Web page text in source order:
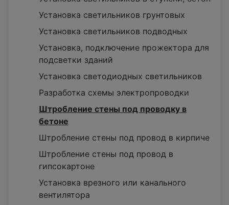
Установка светильников грунтовых
Установка светильников подводных
Установка, подключение прожектора для
подсветки зданий
Установка светодиодных светильников
Разработка схемы электропроводки
Штробление стены под проводку в
бетоне
Штробление стены под провод в кирпиче
Штробление стены под провод в
гипсокартоне
Установка врезного или канального
вентилятора